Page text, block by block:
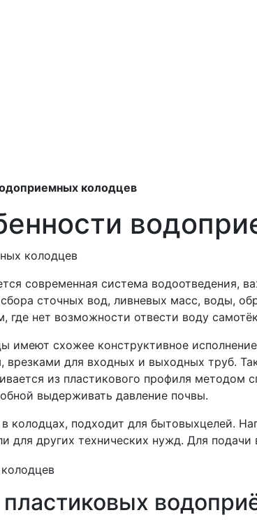
колодцев
современная система водоотведения,
сточных вод, ливневых масс, воды,
где нет возможности отвести воду
имеют схожее конструктивное
для входных и выходных труб.
из пластикового профиля методом
выдерживать давление почвы.
колодцах, подходит для бытовыхцелей.
для других технических нужд. Для